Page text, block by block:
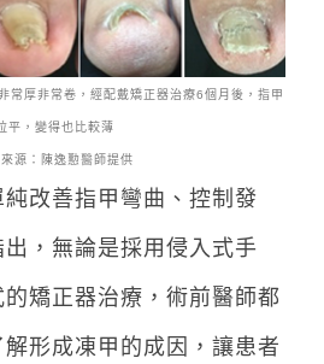
常厚非常卷，經配戴矯正器治療6個月後，指甲
平，變得也比較薄
源：陳逸懃醫師提供
改善指甲彎曲、控制發
，無論是採用侵入式手
矯正器治療，術前醫師都
形成凍甲的成因，讓患者